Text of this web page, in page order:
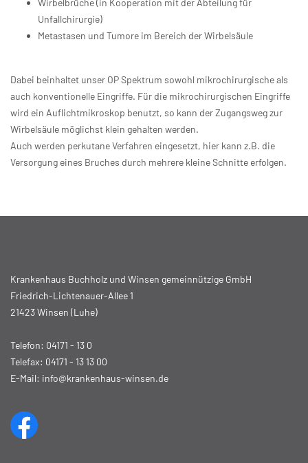
Wirbelbrüche (in Kooperation mit der Abteilung für
Unfallchirurgie)
Metastasen und Tumore im Bereich der Wirbelsäule
Dabei beinhaltet unser OP Spektrum sowohl mikrochirurgische als
auch konventionelle Eingriffe. Für die mikrochirurgischen Eingriffe
wird ein Auflichtmikroskop benutzt, so kann der Zugangsweg zur
Wirbelsäule möglichst klein gehalten werden.
Auch werden perkutane Verfahren eingesetzt, hier kann z.B. die
Versorgung eines Bruches durch mehrere kleine Schnitte erfolgen.
Krankenhaus Buchholz und Winsen gemeinnützige GmbH
Friedrich-Lichtenauer-Allee 1
21423 Winsen (Luhe)
Telefon: 04171 - 13 0
Telefax: 04171 - 13 13 00
E-Mail: info@krankenhaus-winsen.de